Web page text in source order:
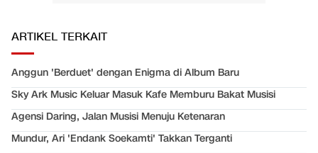
ARTIKEL TERKAIT
Anggun 'Berduet' dengan Enigma di Album Baru
Sky Ark Music Keluar Masuk Kafe Memburu Bakat Musisi
Agensi Daring, Jalan Musisi Menuju Ketenaran
Mundur, Ari 'Endank Soekamti' Takkan Terganti